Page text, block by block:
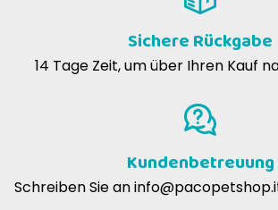
Sichere Rückgabe
14 Tage Zeit, um über Ihren Kauf
Kundenbetreuung
Schreiben Sie an